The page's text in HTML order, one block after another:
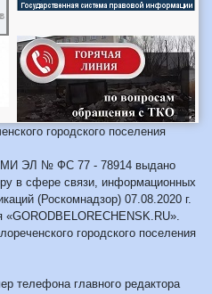
городского поселения
ЭЛ № ФС 77 - 78914 выдано
в сфере связи, информационных
(Роскомнадзор) 07.08.2020 г.
«GORODBELORECHENSK.RU».
городского поселения
телефона главного редактора